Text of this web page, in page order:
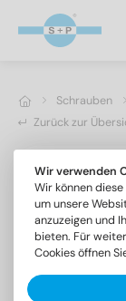
Schrauben
Zurück zur
Wir verwenden
Wir können
um unsere
anzuzeigen und
bieten. Für
Cookies öffnen